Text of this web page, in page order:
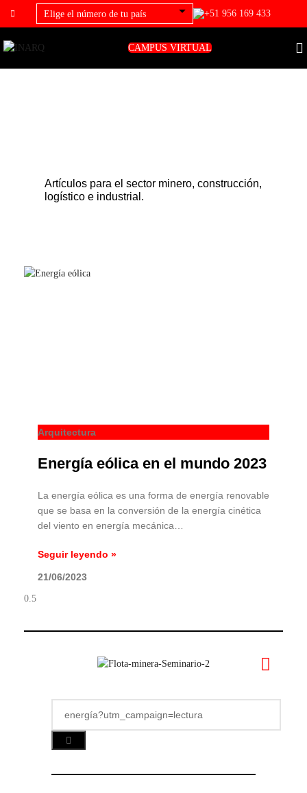
+51 956 169 433
CAMPUS VIRTUAL
Artículos para el sector minero, construcción,
logístico e industrial.
Arquitectura
Energía eólica en el mundo 2023
La energía eólica es una forma de energía renovable
que se basa en la conversión de la energía cinética
del viento en energía mecánica…
Seguir leyendo »
21/06/2023